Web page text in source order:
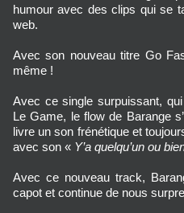
humour avec des clips qui se
web.
Avec son nouveau titre Go
même !
Avec ce single surpuissant,
Le Game, le flow de Barange
livre un son frénétique et
avec son « Y’a quelqu’un ou
Avec ce nouveau track,
capot et continue de nous